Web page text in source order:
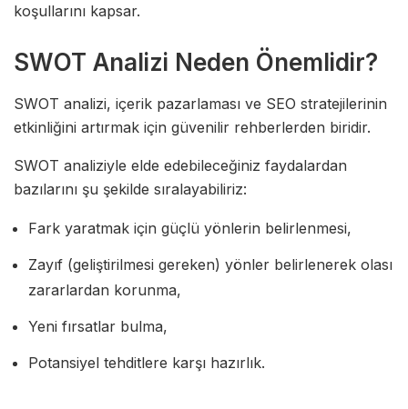
koşullarını kapsar.
SWOT Analizi Neden Önemlidir?
SWOT analizi, içerik pazarlaması ve SEO stratejilerinin
etkinliğini artırmak için güvenilir rehberlerden biridir.
SWOT analiziyle elde edebileceğiniz faydalardan
bazılarını şu şekilde sıralayabiliriz:
Fark yaratmak için güçlü yönlerin belirlenmesi,
Zayıf (geliştirilmesi gereken) yönler belirlenerek olası
zararlardan korunma,
Yeni fırsatlar bulma,
Potansiyel tehditlere karşı hazırlık.